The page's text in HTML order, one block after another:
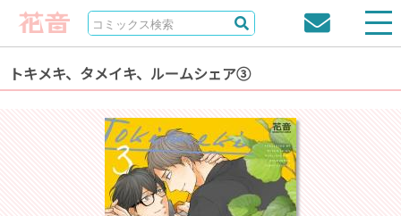
トキメキ、タメイキ、ルームシェア③